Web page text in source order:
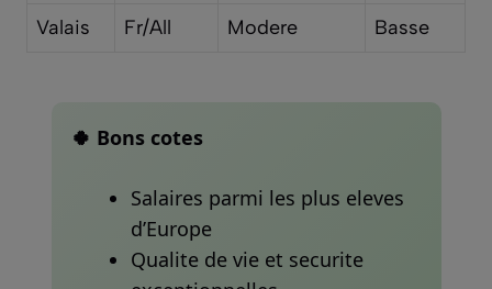
Valais
Fr/All Modere Basse
🍀 Bons cotes
Salaires parmi les plus eleves
d’Europe
Qualite de vie et securite